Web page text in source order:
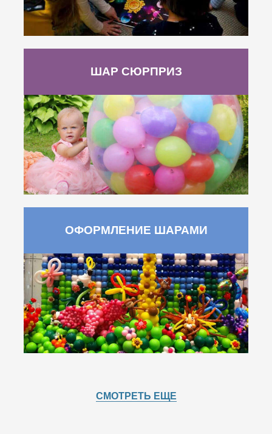
ШАР СЮРПРИЗ
ОФОРМЛЕНИЕ ШАРАМИ
СМОТРЕТЬ ЕЩЕ